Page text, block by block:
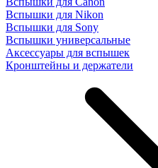
Вспышки для Nikon
Вспышки для Sony
Вспышки универсальные
Аксесcуары для вспышек
Кронштейны и держатели